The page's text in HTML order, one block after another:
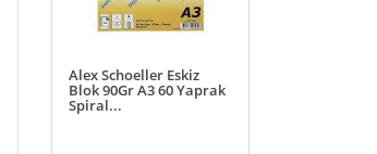
Alex Schoeller Eskiz
Blok 90Gr A3 60 Yaprak
Spiral...